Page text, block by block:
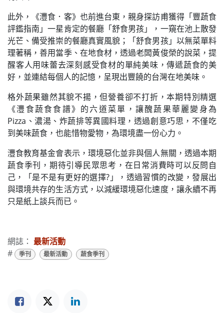
此外，《灃食．客》也前進台東，親身探訪甫獲得「豐蔬食
評鑑指南」一星肯定的餐廳「舒食男孩」，一窺在池上散發
光芒、備受推崇的餐廳真實風貌；「舒食男孩」以無菜單料
理著稱，善用當季、在地食材，透過老闆黃俊榮的說菜，提
醒客人用味蕾去深刻感受食材的單純美味，傳遞蔬食的美
好，並連結每個人的記憶，呈現出豐饒的台灣在地美味。
格外蔬果雖然其貌不揚，但營養卻不打折，本期特別精選
《灃食蔬食食譜》的六道菜單，讓醜蔬果華麗變身為
Pizza、濃湯、炸蔬排等異國料理，透過創意巧思，不僅吃
到美味蔬食，也能惜物愛物，為環境盡一份心力。
灃食教育基金會表示，環境惡化並非與個人無關，透過本期
蔬食季刊，期待引導民眾思考，在日常消費時可以反問自
己，「是不是有更好的選擇?」，透過習慣的改變，發展出
與環境共存的生活方式，以減緩環境惡化速度，讓永續不再
只是紙上談兵而已。
網誌： 最新活動
#
季刊 最新活動 蔬食季刊